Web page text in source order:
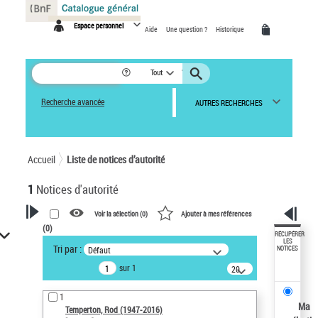
Espace personnel Aide Une question ? Historique
Tout
Recherche avancée AUTRES RECHERCHES
Accueil Liste de notices d’autorité
1 Notices d'autorité
VOTRE RECHERCHE
Recherche avancée dans les
notices d’autorité
Œuvres liées à l'auteur :
Temperton, Rod (1947-2016)
Voir la sélection (0) Ajouter à mes références
(0)
Tri par : Défaut
sur 1
20
résultats/page
1
Temperton, Rod (1947-2016)
RÉCUPÉRER
LES
NOTICES
Ma
Panneau de gestion des cookies